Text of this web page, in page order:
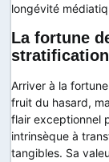
longévité
La fortune
Arriver à la
fruit du hasard,
flair exceptionnel
intrinsèque à
tangibles. Sa